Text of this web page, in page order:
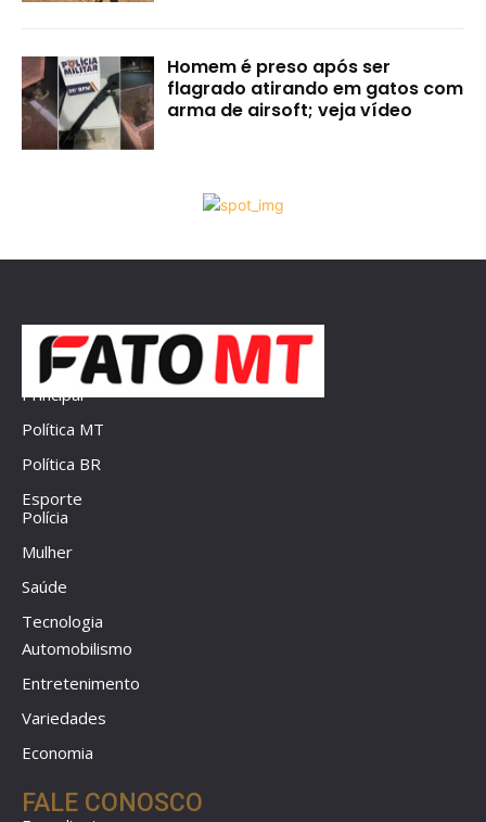
Homem é preso após ser
flagrado atirando em gatos com
arma de airsoft; veja vídeo
Principal
Política MT
Política BR
Esporte
Polícia
Mulher
Saúde
Tecnologia
Automobilismo
Entretenimento
Variedades
Economia
FALE CONOSCO